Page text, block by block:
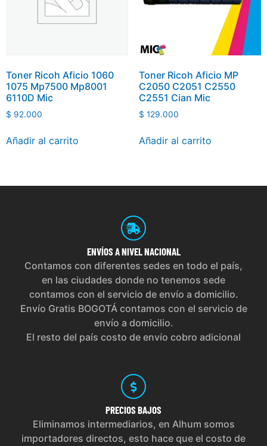
Toner Ricoh Aficio 1060
1075 Mp7500 Mp8001
6110D Mic
$ 92.000
Añadir al carrito
Toner Ricoh Aficio MP
C2050 C2051 C2550
C2551 Cian Mic
$ 129.000
Añadir al carrito
ENVÍOS A NIVEL NACIONAL
Contamos con diferentes sedes en todo el país,
en las ciudades donde no tenemos sede
contamos con el servicio de envío a domicilio.
Envío Gratis BOGOTÁ contamos con el servicio de
envío a domicilio.
El resto del país costo de envío cobro adicional
PRECIOS BAJOS
Eliminamos intermediarios, en Alhum somos
importadores directos, esto hace que el costo de